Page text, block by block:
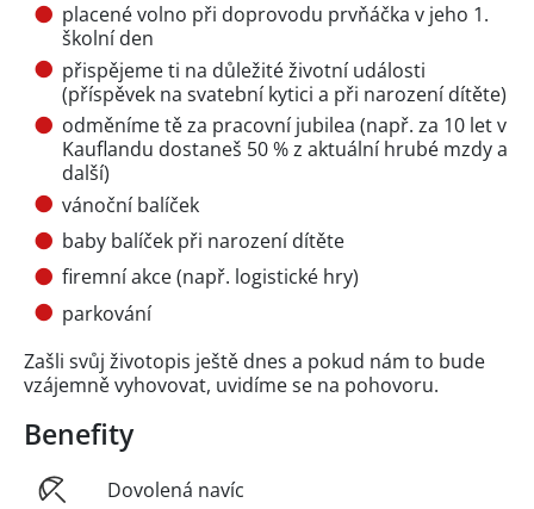
placené volno při doprovodu prvňáčka v jeho 1.
školní den
přispějeme ti na důležité životní události
(příspěvek na svatební kytici a při narození dítěte)
odměníme tě za pracovní jubilea (např. za 10 let v
Kauflandu dostaneš 50 % z aktuální hrubé mzdy a
další)
vánoční balíček
baby balíček při narození dítěte
firemní akce (např. logistické hry)
parkování
Zašli svůj životopis ještě dnes a pokud nám to bude
vzájemně vyhovovat, uvidíme se na pohovoru.
Benefity
Dovolená navíc